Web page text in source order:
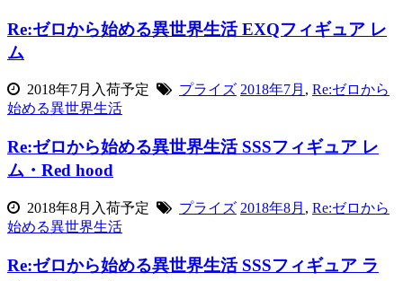
Re:ゼロから始める異世界生活 EXQフィギュア レ
ム
2018年7月入荷予定 プライズ 2018年7月 , Re:ゼロから
始める異世界生活
Re:ゼロから始める異世界生活 SSSフィギュア レ
ム・Red hood
2018年8月入荷予定 プライズ 2018年8月 , Re:ゼロから
始める異世界生活
Re:ゼロから始める異世界生活 SSSフィギュア ラ